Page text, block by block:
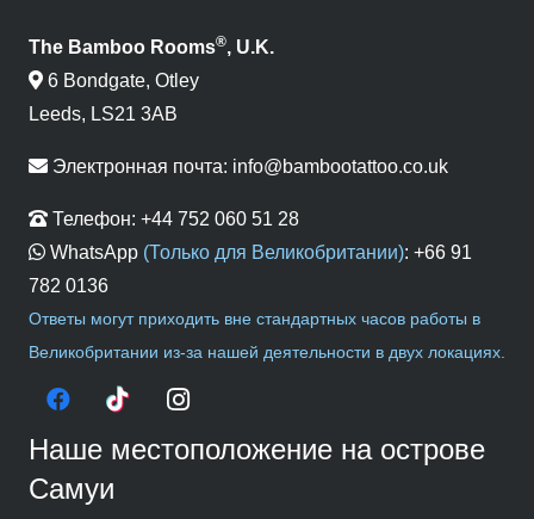
The Bamboo Rooms®, U.K.
6 Bondgate, Otley
Leeds, LS21 3AB
Электронная почта: info@bambootattoo.co.uk
Телефон: +44 752 060 51 28
WhatsApp (Только для Великобритании): +66 91
782 0136
Ответы могут приходить вне стандартных часов работы в
Великобритании из-за нашей деятельности в двух локациях.
Наше местоположение на острове
Самуи